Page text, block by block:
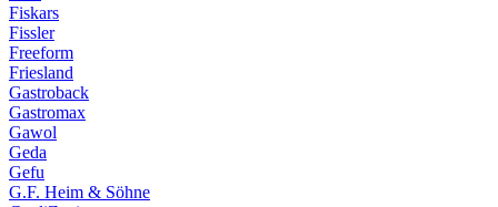
Fiskars
Fissler
Freeform
Friesland
Gastroback
Gastromax
Gawol
Geda
Gefu
G.F. Heim & Söhne